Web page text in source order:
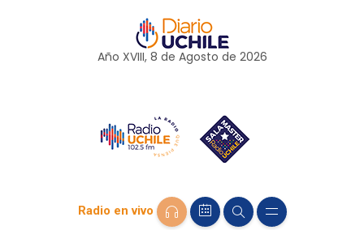
Año XVIII, 8 de Agosto de 2026
Radio en vivo